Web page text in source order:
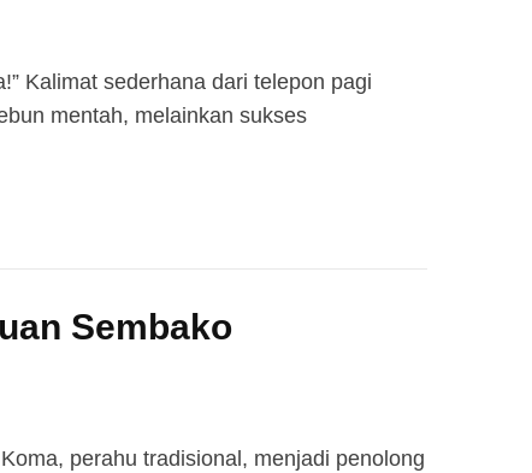
Kalimat sederhana dari telepon pagi
mentah, melainkan sukses
Sembako
perahu tradisional, menjadi penolong